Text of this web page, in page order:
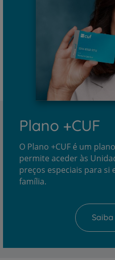
Plano +CUF
O Plano +CUF é um
permite aceder às
preços especiais para si
família.